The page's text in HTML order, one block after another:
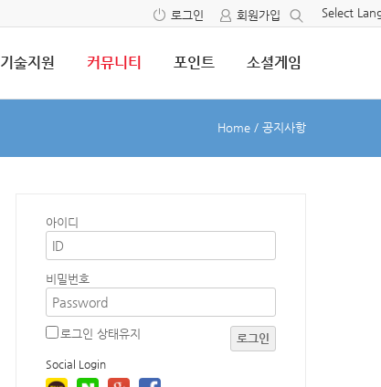
Select
로그인 회원가입
기술지원 커뮤니티 포인트 소셜게임
Home / 공지사항
아이디
비밀번호
로그인 상태유지 로그인
Social Login